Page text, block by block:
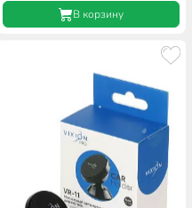
В корзину